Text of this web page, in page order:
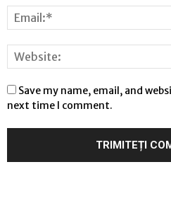
Save my name, email, and
next time I comment.